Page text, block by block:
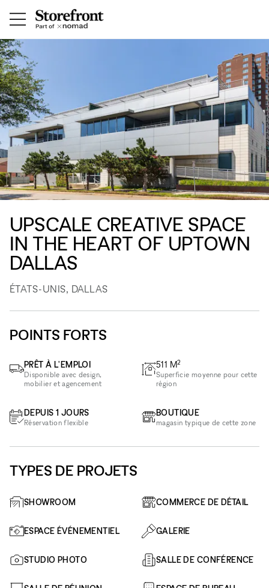
UPSCALE CREATIVE SPACE
IN THE HEART OF UPTOWN
DALLAS
ÉTATS-UNIS, DALLAS
POINTS FORTS
PRÊT À L'EMPLOI
Disponible avec design,
mobilier et agencement
DEPUIS 1 JOURS
Réservation flexible
511 M2
Superficie moyenne pour cette
région
BOUTIQUE
magasin typique de cette zone
TYPES DE PROJETS
SHOWROOM COMMERCE DE DÉTAIL
ESPACE ÉVÉNEMENTIEL GALERIE
STUDIO PHOTO SALLE DE CONFÉRENCE